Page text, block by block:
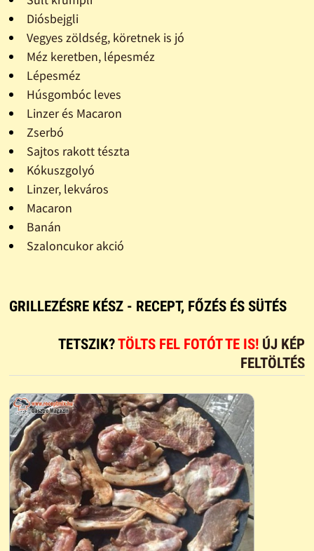
Diósbejgli
Vegyes zöldség, köretnek is jó
Méz keretben, lépesméz
Lépesméz
Húsgombóc leves
Linzer és Macaron
Zserbó
Sajtos rakott tészta
Kókuszgolyó
Linzer, lekváros
Macaron
Banán
Szaloncukor akció
GRILLEZÉSRE KÉSZ - RECEPT, FŐZÉS ÉS SÜTÉS
TETSZIK?TÖLTS FEL FOTÓT TE IS! ÚJ KÉP
FELTÖLTÉS